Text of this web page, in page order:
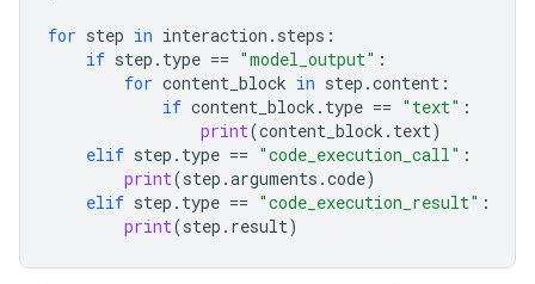
for step in interaction . steps :
if step . type == "model_output" :
for content_block in step .content :
if content_block . type == "text" :
print(content_block . text)
elif step . type == "code_execution_call" :
print(step .arguments .code)
elif step . type == "code_execution_result" :
print(step . result)